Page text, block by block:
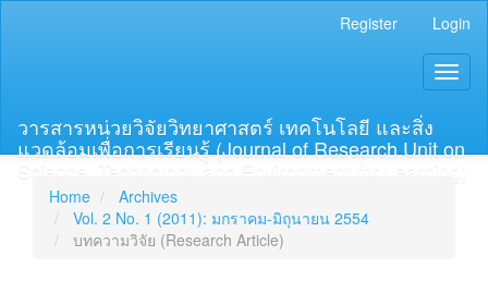
Register Login
วารสารหน่วยวิจัยวิทยาศาสตร์ เทคโนโลยี และสิ่ง
แวดล้อมเพื่อการเรียนรู้ (Journal of Research Unit on
Science, Technology and Environment for Learning)
Home
Archives
Vol. 2 No. 1 (2011): มกราคม-มิถุนายน 2554
บทความวิจัย (Research Article)